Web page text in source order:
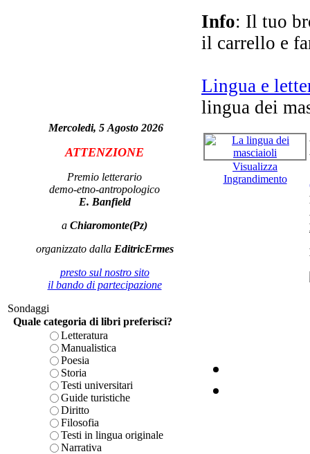
Mercoledi, 5 Agosto 2026
ATTENZIONE
Premio letterario
demo-etno-antropologico
E. Banfield
a Chiaromonte(Pz)
organizzato dalla EditricErmes
presto sul nostro sito
il bando di partecipazione
Sondaggi
Quale categoria di libri preferisci?
Letteratura
Manualistica
Poesia
Storia
Testi universitari
Guide turistiche
Diritto
Filosofia
Testi in lingua originale
Narrativa
Info: Il tuo
il carrello e
Lingua e
lingua dei
Visualizza
Ingrandimento